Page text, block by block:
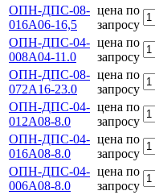
ОПН-ДПС-08-
016А06-16,5
цена по
запросу
ОПН-ДПС-04-
008А04-11.0
цена по
запросу
ОПН-ДПС-08-
072А16-23.0
цена по
запросу
ОПН-ДПС-04-
012А08-8.0
цена по
запросу
ОПН-ДПС-04-
016А08-8.0
цена по
запросу
ОПН-ДПС-04-
006А08-8.0
цена по
запросу